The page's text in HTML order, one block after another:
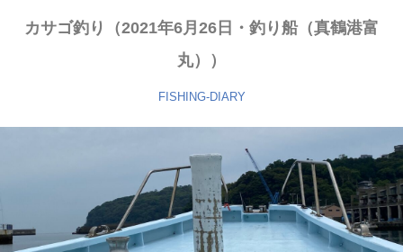
カサゴ釣り（2021年6月26日・釣り船（真鶴港富
丸））
FISHING-DIARY